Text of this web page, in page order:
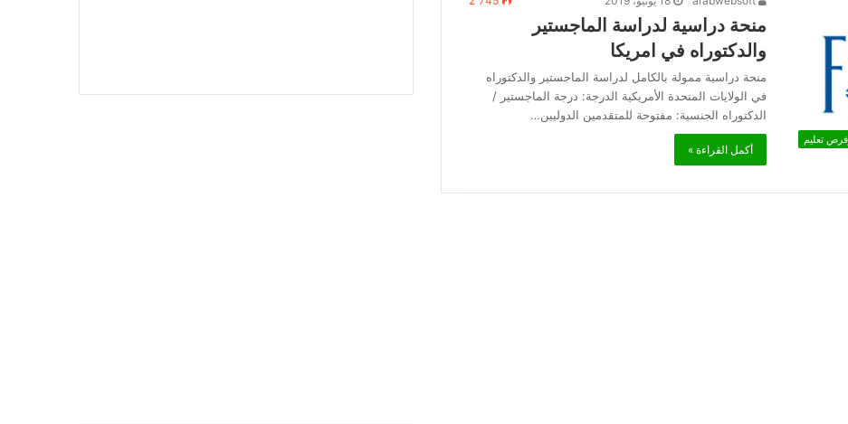
تعليم
منحة دراسية لدراسة الماجستير
والدكتوراه في امريكا
منحة دراسية ممولة بالكامل لدراسة الماجستير والدكتوراه
في الولايات المتحدة الأمريكية الدرجة: درجة الماجستير /
الدكتوراه الجنسية: مفتوحة للمتقدمين الدوليين…
أكمل القراءة »